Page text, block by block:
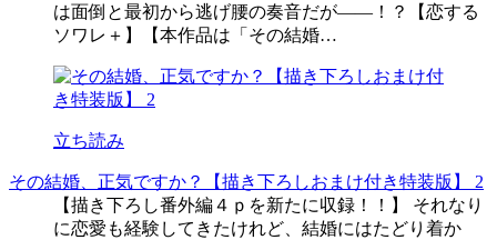
は面倒と最初から逃げ腰の奏音だが――！？【恋する
ソワレ＋】【本作品は「その結婚…
立ち読み
その結婚、正気ですか？【描き下ろしおまけ付き特装版】 2
【描き下ろし番外編４ｐを新たに収録！！】 それなり
に恋愛も経験してきたけれど、結婚にはたどり着か